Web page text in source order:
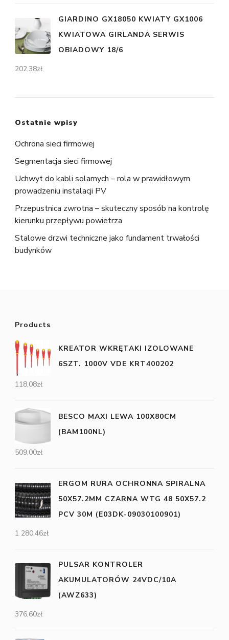
GIARDINO GX18050 KWIATY GX1006
KWIATOWA GIRLANDA SERWIS
OBIADOWY 18/6
202,38zł
Ostatnie wpisy
Ochrona sieci firmowej
Segmentacja sieci firmowej
Uchwyt do kabli solarnych – rola w prawidłowym
prowadzeniu instalacji PV
Przepustnica zwrotna – skuteczny sposób na kontrolę
kierunku przepływu powietrza
Stalowe drzwi techniczne jako fundament trwałości
budynków
Products
KREATOR WKRĘTAKI IZOLOWANE
6SZT. 1000V VDE KRT400202
118,08zł
BESCO MAXI LEWA 100X80CM
(BAM100NL)
509,00zł
ERGOM RURA OCHRONNA SPIRALNA
50X57.2MM CZARNA WTG 48 50X57.2
PCV 30M (E03DK-09030100901)
1 280,46zł
PULSAR KONTROLER
AKUMULATORÓW 24VDC/10A
(AWZ633)
376,60zł